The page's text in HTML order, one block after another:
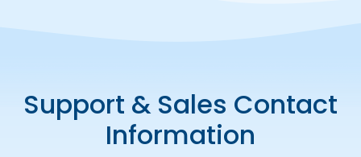
Support & Sales Contact
Information